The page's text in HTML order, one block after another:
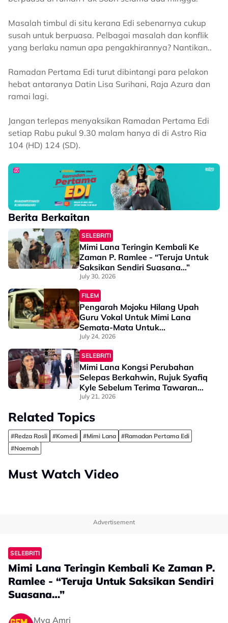
Masalah timbul di situ kerana Edi sebenarnya cukup
susah untuk berpuasa. Pelbagai masalah dan konflik
yang berlaku namun apa pengakhirannya? Nantikan..
Ramadan Pertama Edi turut dibintangi para pelakon
hebat antaranya Datin Lisa Surihani, Raja Azura dan
ramai lagi.
Jangan terlepas menyaksikan Ramadan Pertama Edi
setiap Rabu pukul 9.30 malam hanya di di Astro Ria
104 (HD) 124 (SD).
Berita Berkaitan
SELEBRITI
Mimi Lana Teringin Kembali Ke
Zaman P. Ramlee - “Teruja Untuk
Saksikan Sendiri Suasana…”
July 30, 2026
FILEM
Pengarah Mojoku Hilang Upah
Guru Vokal Untuk Mimi Lana
Semata-Mata Untuk...
July 24, 2026
SELEBRITI
Mimi Lana Kongsi Perubahan
Selepas Berkahwin, Rujuk Syafiq
Kyle Sebelum Terima Tawaran
Lakonan - "Apa-Apa Keputusan
July 21, 2026
Related Topics
#Redza Rosli #Komedi #Mimi Lana
#Ramadan Pertama Edi
#Naemah
Must Watch Video
Advertisement
SELEBRITI
Mimi Lana Teringin Kembali Ke Zaman P.
Ramlee - “Teruja Untuk Saksikan Sendiri
Suasana…”
Mya Amri